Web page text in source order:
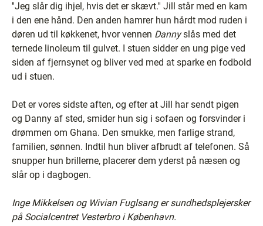
''Jeg slår dig ihjel, hvis det er skævt.'' Jill står med en kam
i den ene hånd. Den anden hamrer hun hårdt mod ruden i
døren ud til køkkenet, hvor vennen Dannyslås med det
ternede linoleum til gulvet. I stuen sidder en ung pige ved
siden af fjernsynet og bliver ved med at sparke en fodbold
ud i stuen.
Det er vores sidste aften, og efter at Jill har sendt pigen
og Danny af sted, smider hun sig i sofaen og forsvinder i
drømmen om Ghana. Den smukke, men farlige strand,
familien, sønnen. Indtil hun bliver afbrudt af telefonen. Så
snupper hun brillerne, placerer dem yderst på næsen og
slår op i dagbogen.
Inge Mikkelsen og Wivian Fuglsang er sundhedsplejersker
på Socialcentret Vesterbro i København.